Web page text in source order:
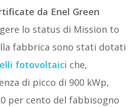
da Enel Green
lo status di Mission to
fabbrica sono stati dotati
fotovoltaici che,
di picco di 900 kWp,
per cento del fabbisogno